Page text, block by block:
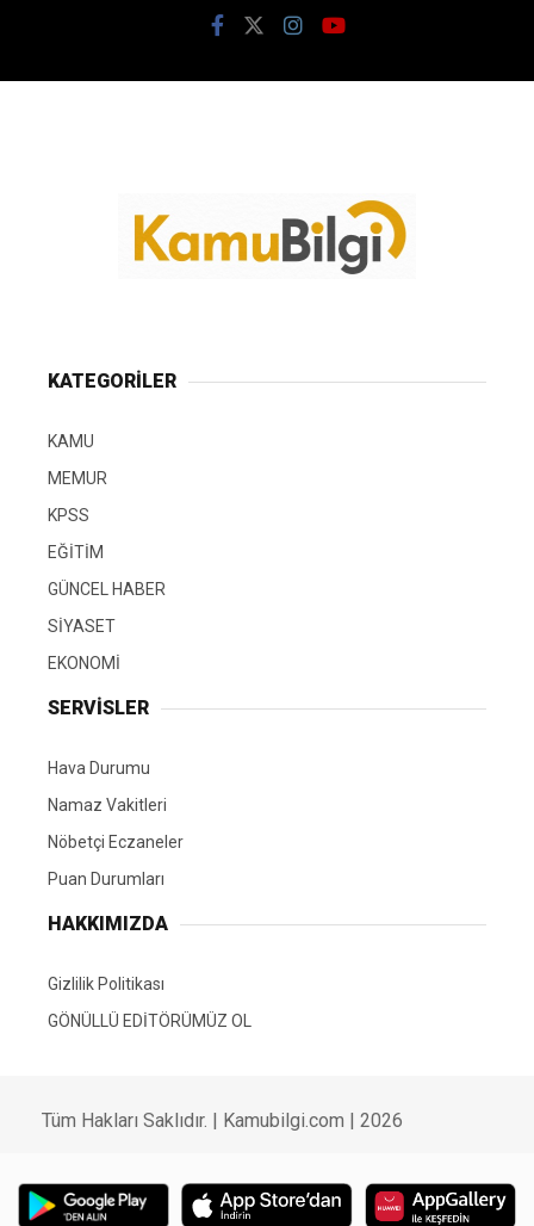
KATEGORİLER
KAMU
MEMUR
KPSS
EĞİTİM
GÜNCEL HABER
SİYASET
EKONOMİ
SERVİSLER
Hava Durumu
Namaz Vakitleri
Nöbetçi Eczaneler
Puan Durumları
HAKKIMIZDA
Gizlilik Politikası
GÖNÜLLÜ EDİTÖRÜMÜZ OL
Tüm Hakları Saklıdır. | Kamubilgi.com | 2026